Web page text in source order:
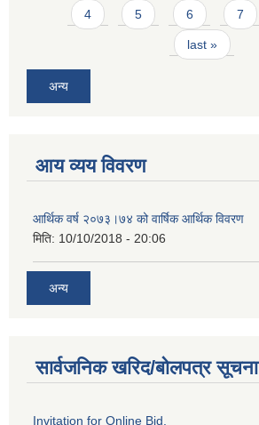
4 5 6 7
last »
अन्य
आय व्यय विवरण
आर्थिक वर्ष २०७३।७४ को वार्षिक आर्थिक विवरण
मिति: 10/10/2018 - 20:06
अन्य
सार्वजनिक खरिद/बोलपत्र सूचना
Invitation for Online Bid.